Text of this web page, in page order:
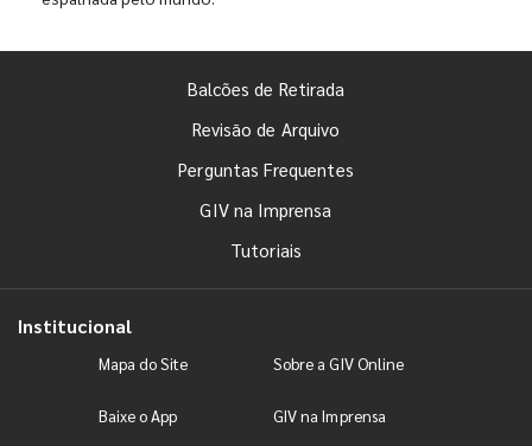
Balcões de Retirada
Revisão de Arquivo
Perguntas Frequentes
GIV na Imprensa
Tutoriais
Institucional
Mapa do Site Sobre a GIV Online
Baixe o App GIV na Imprensa